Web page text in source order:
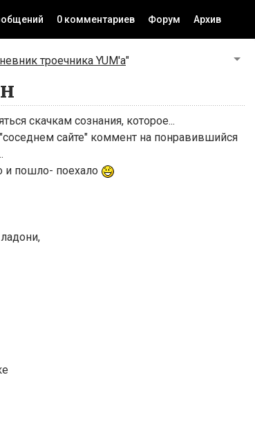
0 комментариев Форум Архив
троечника YUM'а"
скачкам сознания, которое...
"соседнем сайте" коммент на понравившийся
и пошло- поехало